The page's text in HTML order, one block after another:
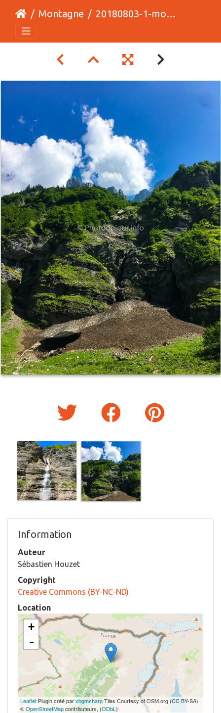
Montagne 20180803-1-montagne-cirque-sixt-fer-cheval
Information
Auteur
Sébastien Houzet
Copyright
Creative Commons (BY-NC-ND)
Location
+
-
Leaflet Plugin créé parxbgmsharpTiles Courtesy of OSM.org (CC BY-SA)
©OpenStreetMapcontributeurs, (ODbL )